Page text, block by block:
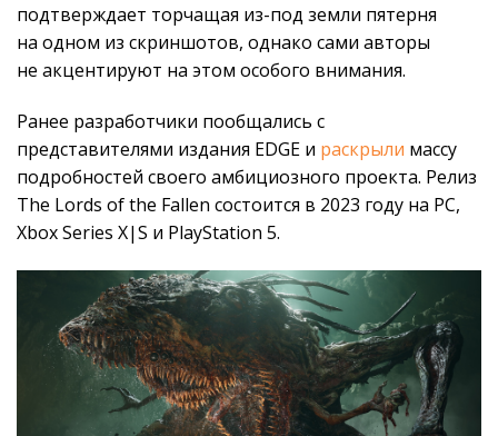
подтверждает торчащая из-под земли пятерня
на одном из скриншотов, однако сами авторы
не акцентируют на этом особого внимания.
Ранее разработчики пообщались с
представителями издания EDGE и раскрыли массу
подробностей своего амбициозного проекта. Релиз
The Lords of the Fallen состоится в 2023 году на PC,
Xbox Series X|S и PlayStation 5.